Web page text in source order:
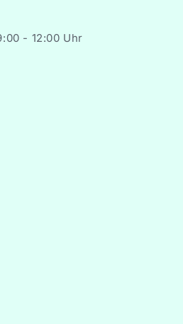
- 12:00 Uhr